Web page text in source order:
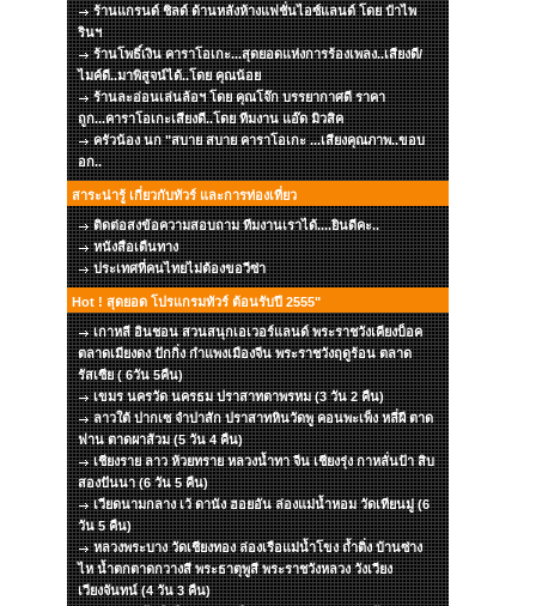
ร้านแกรนด์ ชิลด์ ด้านหลังห้างแฟชั่นไอซ์แลนด์ โดย ป๋าไพ
รินฯ
ร้านโพธิ์เงิน คาราโอเกะ...สุดยอดแห่งการร้องเพลง..เสียงดี/
ไมค์ดี..มาพิสูจน์ได้..โดย คุณน้อย
ร้านละอ่อนเล่นล้อฯ โดย คุณโจ๊ก บรรยากาศดี ราคา
ถูก...คาราโอเกะเสียงดี..โดย ทีมงาน แอ๊ด มิวสิค
ครัวน้อง นก "สบาย สบาย คาราโอเกะ ...เสียงคุณภาพ..ขอบ
อก..
สาระน่ารู้ เกี่ยวกับทัวร์ และการท่องเที่ยว
ติดต่อสงข้อความสอบถาม ทีมงานเราได้....ยินดีคะ..
หนังสือเดืนทาง
ประเทศที่คนไทยไม่ต้องขอวีซ่า
Hot ! สุดยอด โปรแกรมทัวร์ ต้อนรับปี 2555"
เกาหลี อินชอน สวนสนุกเอเวอร์แลนด์ พระราชวังเคียงบ็อค
ตลาดเมียงดง ปักกิ่ง กำแพงเมืองจีน พระราชวังฤดูร้อน ตลาด
รัสเซีย ( 6วัน 5คืน)
เขมร นครวัด นครธม ปราสาทตาพรหม (3 วัน 2 คืน)
ลาวใต้ ปากเซ จำปาสัก ปราสาทหินวัดพู คอนพะเพ็ง หลี่ผี ตาด
ฟาน ตาดผาส้วม (5 วัน 4 คืน)
เชียงราย ลาว ห้วยทราย หลวงน้ำทา จีน เชียงรุ่ง กาหลั่นป้า สิบ
สองปันนา (6 วัน 5 คืน)
เวียดนามกลาง เว้ ดานัง ฮอยอัน ล่องแม่น้ำหอม วัดเทียนมู่ (6
วัน 5 คืน)
หลวงพระบาง วัดเชียงทอง ล่องเรือแม่น้ำโขง ถ้ำติ่ง บ้านซ่าง
ไห น้ำตกตาดกวางสี พระธาตุพูสี พระราชวังหลวง วังเวียง
เวียงจันทน์ (4 วัน 3 คืน)